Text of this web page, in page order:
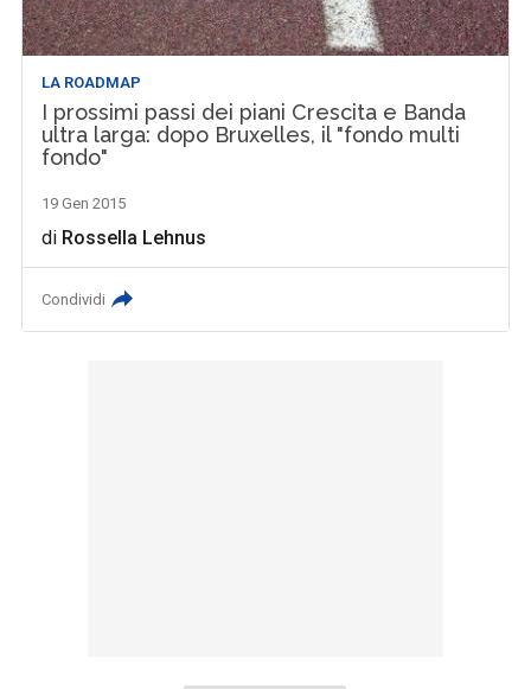
LA ROADMAP
I prossimi passi dei piani Crescita e Banda
ultra larga: dopo Bruxelles, il "fondo multi
fondo"
19 Gen 2015
di Rossella Lehnus
Condividi